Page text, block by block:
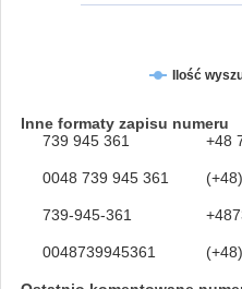
Ilość
Inne formaty zapisu numeru
739 945 361
+48
0048 739 945 361
739-945-361
0048739945361